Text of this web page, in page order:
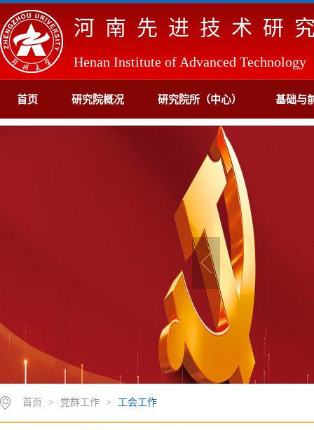
河南先进技术研
Henan Institute of Advanced Technology
首页 研究院概况 研究院所（中心） 基础与
首页 > 党群工作 > 工会工作